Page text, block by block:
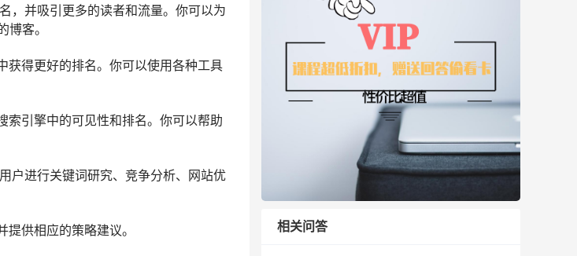
，并吸引更多的读者和流量。你可以为
客。
获得更好的排名。你可以使用各种工具
索引擎中的可见性和排名。你可以帮助
户进行关键词研究、竞争分析、网站优
供相应的策略建议。
相关问答